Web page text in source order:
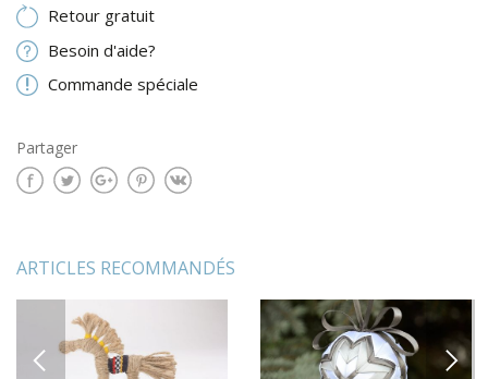
Retour gratuit
Besoin d'aide?
Commande spéciale
Partager
ARTICLES RECOMMANDÉS
PREVIOUS NEXT